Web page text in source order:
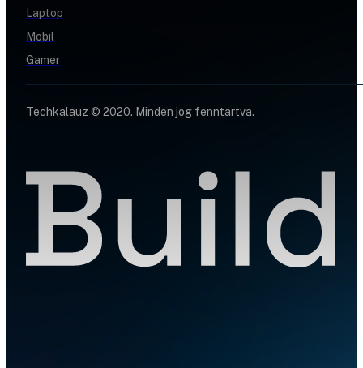
Laptop
Mobil
Gamer
Techkalauz © 2020. Minden jog fenntartva.